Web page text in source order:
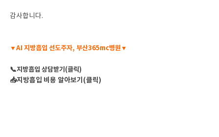
감사합니다.
▼AI 지방흡입 선도주자, 부산365mc병원▼
📞지방흡입 상담받기(클릭)
📥지방흡입 비용 알아보기(클릭)